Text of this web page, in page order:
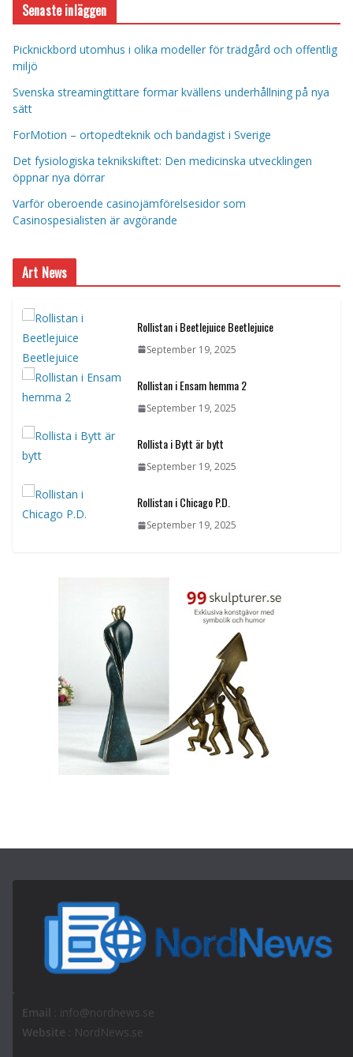
Senaste inläggen
Picknickbord utomhus i olika modeller för trädgård och offentlig
miljö
Svenska streamingtittare formar kvällens underhållning på nya
sätt
ForMotion – ortopedteknik och bandagist i Sverige
Det fysiologiska teknikskiftet: Den medicinska utvecklingen
öppnar nya dörrar
Varför oberoende casinojämförelsesidor som
Casinospesialisten är avgörande
Art News
Rollistan i Beetlejuice Beetlejuice
September 19, 2025
Rollistan i Ensam hemma 2
September 19, 2025
Rollista i Bytt är bytt
September 19, 2025
Rollistan i Chicago P.D.
September 19, 2025
Email
: info@nordnews.se
Website
: NordNews.se